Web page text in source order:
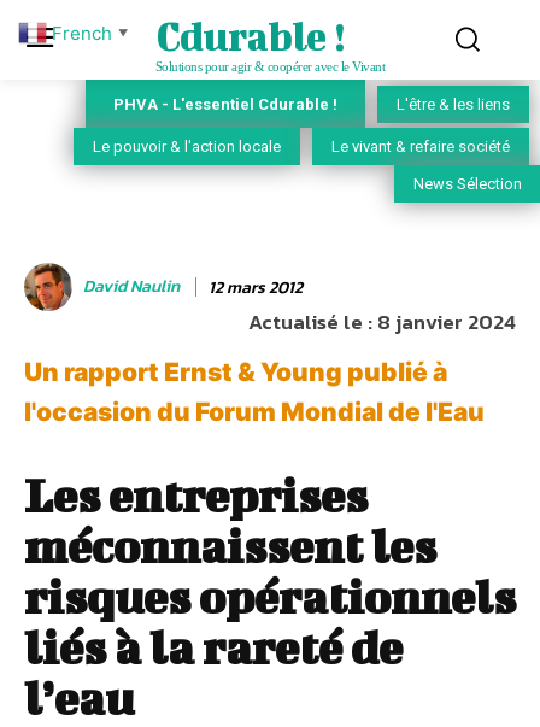
Cdurable !
Solutions pour agir & coopérer avec le Vivant
PHVA - L'essentiel Cdurable ! L'être & les liens
Le pouvoir & l'action locale Le vivant & refaire société
News Sélection
David Naulin 12 mars 2012
Actualisé le :8 janvier 2024
Un rapport Ernst & Young publié à
l'occasion du Forum Mondial de l'Eau
Les entreprises
méconnaissent les
risques opérationnels
liés à la rareté de
l’eau
French ▼